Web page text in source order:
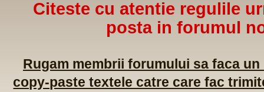
Citeste cu atentie regulile
posta in forumul
Rugam membrii forumului sa faca
copy-paste textele catre care fac